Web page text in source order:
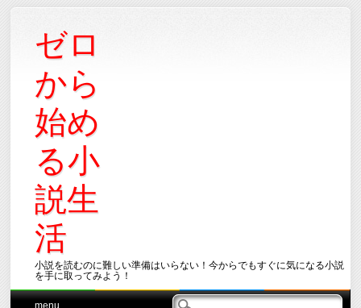
ゼロ
から
始め
る小
説生
活
小説を読むのに難しい準備はいらない！今からでもすぐに気になる小説
を手に取ってみよう！
Main menu
Skip
menu